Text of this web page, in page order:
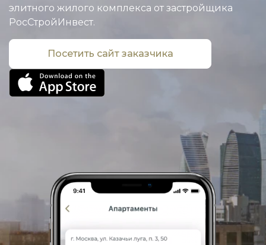
элитного жилого комплекса от застройщика
РосСтройИнвест.
Посетить сайт заказчика